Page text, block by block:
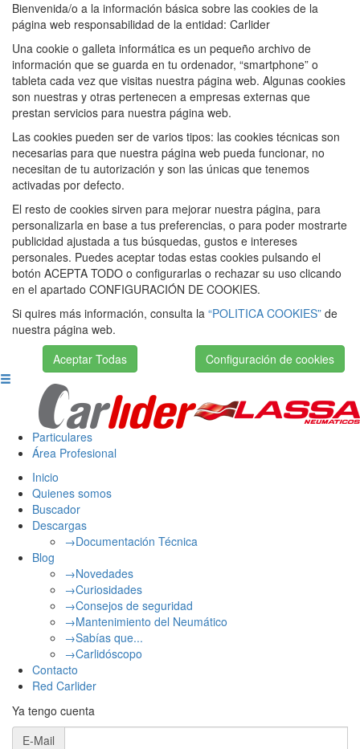
Bienvenida/o a la información básica sobre las cookies de la
página web responsabilidad de la entidad: Carlider
Una cookie o galleta informática es un pequeño archivo de
información que se guarda en tu ordenador, “smartphone” o
tableta cada vez que visitas nuestra página web. Algunas cookies
son nuestras y otras pertenecen a empresas externas que
prestan servicios para nuestra página web.
Las cookies pueden ser de varios tipos: las cookies técnicas son
necesarias para que nuestra página web pueda funcionar, no
necesitan de tu autorización y son las únicas que tenemos
activadas por defecto.
El resto de cookies sirven para mejorar nuestra página, para
personalizarla en base a tus preferencias, o para poder mostrarte
publicidad ajustada a tus búsquedas, gustos e intereses
personales. Puedes aceptar todas estas cookies pulsando el
botón ACEPTA TODO o configurarlas o rechazar su uso clicando
en el apartado CONFIGURACIÓN DE COOKIES.
Si quires más información, consulta la “POLITICA COOKIES” de
nuestra página web.
Aceptar Todas
Configuración de cookies
Particulares
Área Profesional
Inicio
Quienes somos
Buscador
Descargas
→Documentación Técnica
Blog
→Novedades
→Curiosidades
→Consejos de seguridad
→Mantenimiento del Neumático
→Sabías que...
→Carlidóscopo
Contacto
Red Carlider
Ya tengo cuenta
E-Mail